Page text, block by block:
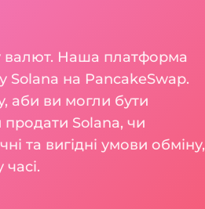
валют. Наша платформа
Solana на PancakeSwap.
аби ви могли бути
продати Solana, чи
та вигідні умови обміну,